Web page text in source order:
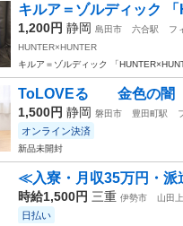
キルア＝ゾルディック
1,200円 静岡 島田市 六合駅
フ
HUNTER×HUNTER
キルア＝ゾルディック 「
ToLOVEる 金色の闇
1,500円 静岡 磐田市 豊田町駅
オンライン決済
新品未開封
≪入寮・月収35万円・
時給1,500円 三重 伊勢市 山田
日払い